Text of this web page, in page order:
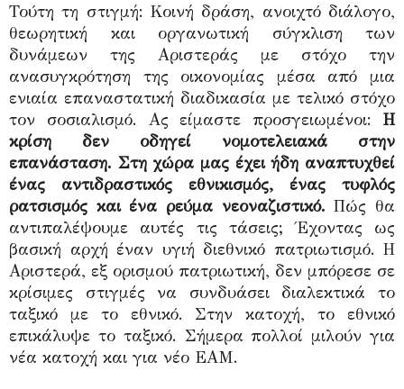
Τούτη τη στιγμή: Κοινή δράση, ανοιχτό διάλογο,
θεωρητική και οργανωτική σύγκλιση των
δυνάμεων της Αριστεράς με στόχο την
ανασυγκρότηση της οικονομίας μέσα από μια
ενιαία επαναστατική διαδικασία με τελικό στόχο
τον σοσιαλισμό. Ας είμαστε προσγειωμένοι: Η
κρίση δεν οδηγεί νομοτελειακά στην
επανάσταση. Στη χώρα μας έχει ήδη αναπτυχθεί
ένας αντιδραστικός εθνικισμός, ένας τυφλός
ρατσισμός και ένα ρεύμα νεοναζιστικό. Πώς θα
αντιπαλέψουμε αυτές τις τάσεις; Έχοντας ως
βασική αρχή έναν υγιή διεθνικό πατριωτισμό. Η
Αριστερά, εξ ορισμού πατριωτική, δεν μπόρεσε σε
κρίσιμες στιγμές να συνδυάσει διαλεκτικά το
ταξικό με το εθνικό. Στην κατοχή, το εθνικό
επικάλυψε το ταξικό. Σήμερα πολλοί μιλούν για
νέα κατοχή και για νέο ΕΑΜ.